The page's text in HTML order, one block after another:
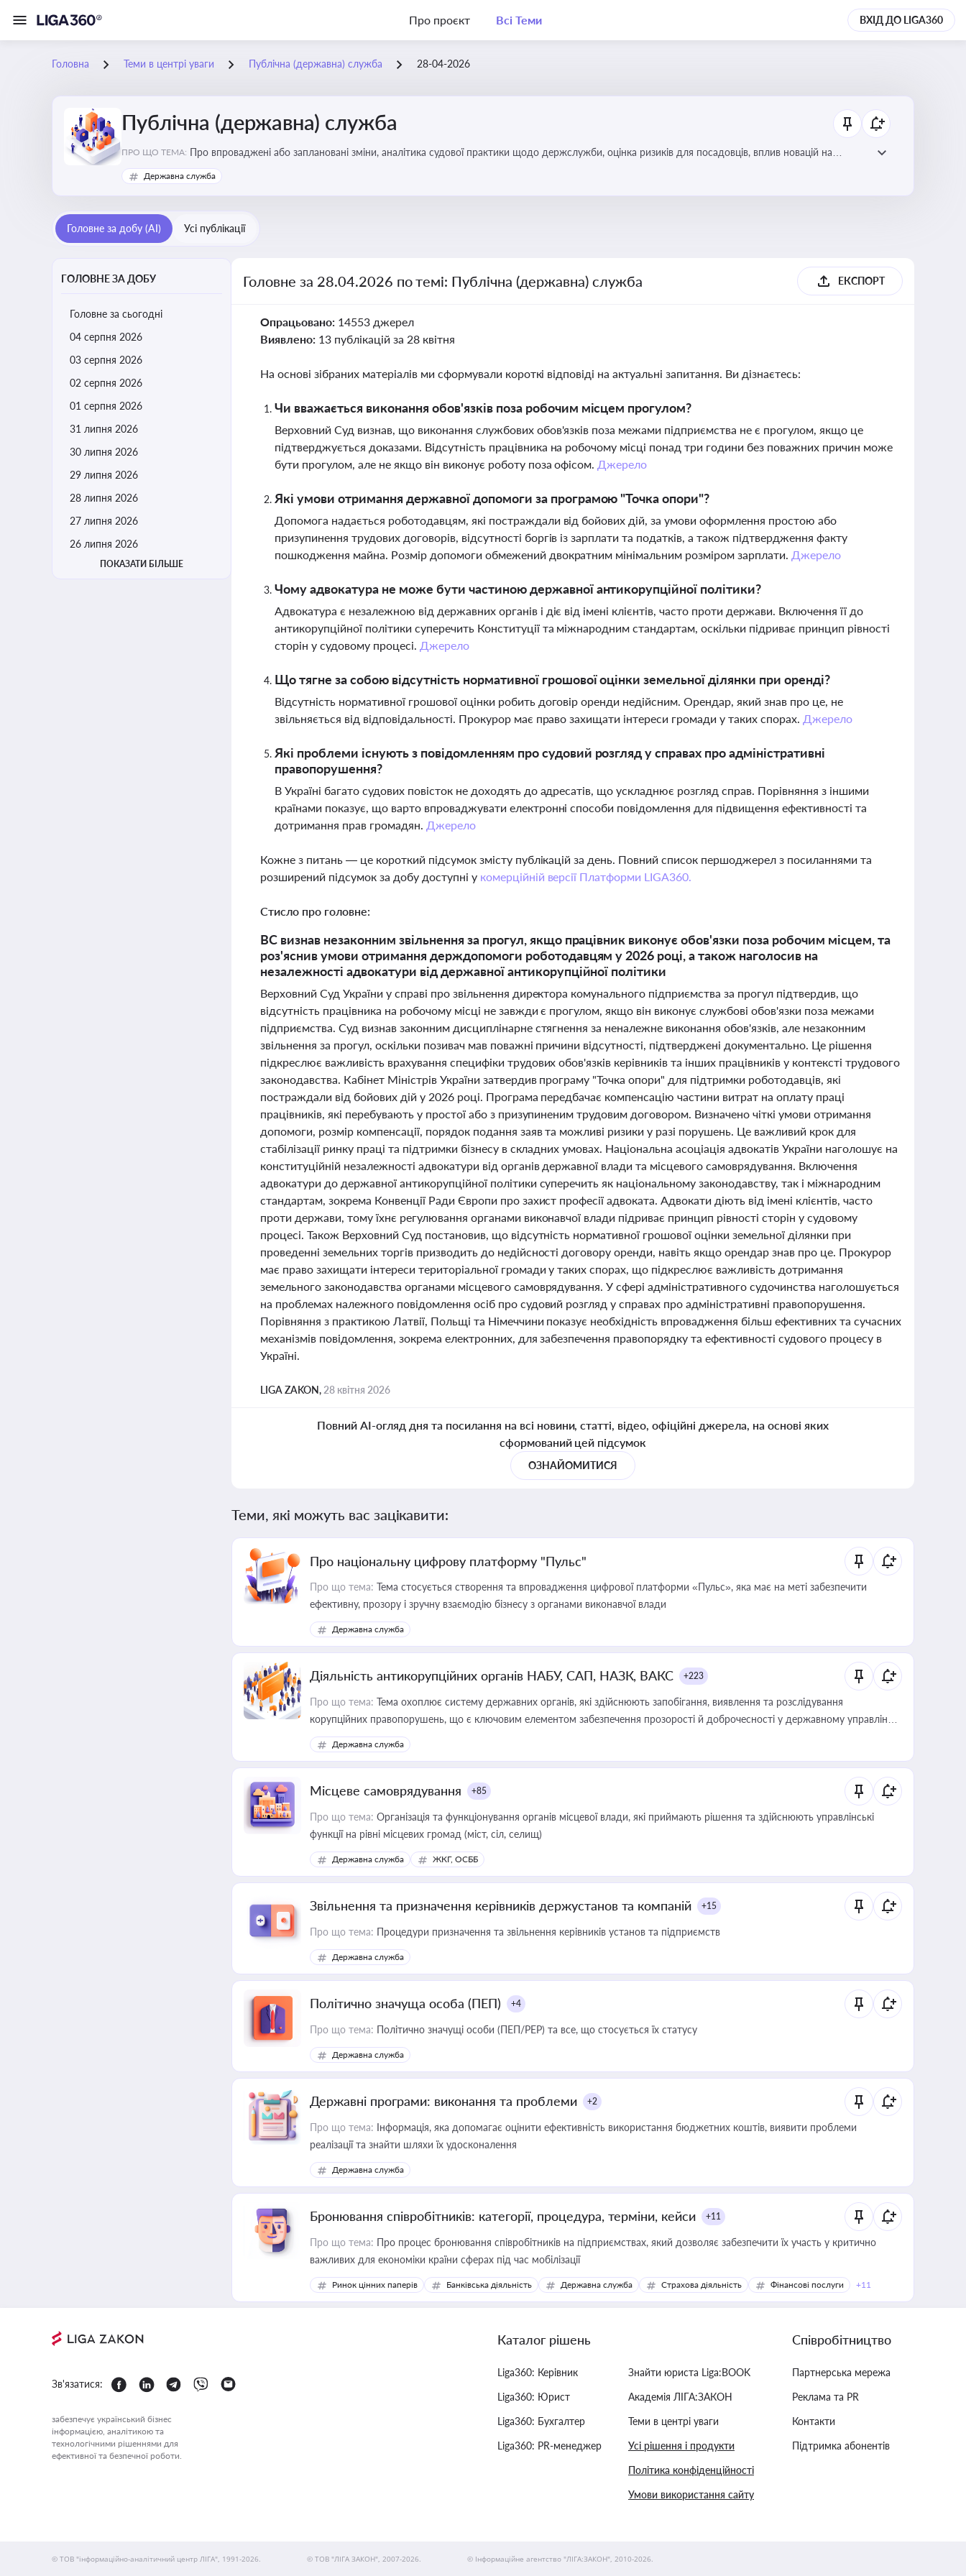
Про проєкт Всі Теми ВХІД ДО LIGA360
Головна Теми в центрі уваги Публічна (державна) служба 28-04-2026
Публічна (державна) служба
ПРО ЩО ТЕМА: Про впроваджені або заплановані зміни, аналітика судової практики щодо держслужби, оцінка ризиків для посадовців, вплив новацій на
організаційну структуру, трудові відносини в органах влади, дотримання етичних стандартів
Державна служба
Головне за добу (AI) Усі публікації
ГОЛОВНЕ ЗА ДОБУ
Головне за сьогодні
04 серпня 2026
03 серпня 2026
02 серпня 2026
01 серпня 2026
31 липня 2026
30 липня 2026
29 липня 2026
28 липня 2026
27 липня 2026
26 липня 2026
ПОКАЗАТИ БІЛЬШЕ
Головне за 28.04.2026 по темі: Публічна (державна) служба ЕКСПОРТ
Опрацьовано: 14553 джерел
Виявлено: 13 публікацій за 28 квітня
На основі зібраних матеріалів ми сформували короткі відповіді на актуальні запитання. Ви дізнаєтесь:
Чи вважається виконання обов'язків поза робочим місцем прогулом?
Верховний Суд визнав, що виконання службових обов'язків поза межами підприємства не є прогулом, якщо це
підтверджується доказами. Відсутність працівника на робочому місці понад три години без поважних причин може
бути прогулом, але не якщо він виконує роботу поза офісом. Джерело
Які умови отримання державної допомоги за програмою "Точка опори"?
Допомога надається роботодавцям, які постраждали від бойових дій, за умови оформлення простою або
призупинення трудових договорів, відсутності боргів із зарплати та податків, а також підтвердження факту
пошкодження майна. Розмір допомоги обмежений двократним мінімальним розміром зарплати. Джерело
Чому адвокатура не може бути частиною державної антикорупційної політики?
Адвокатура є незалежною від державних органів і діє від імені клієнтів, часто проти держави. Включення її до
антикорупційної політики суперечить Конституції та міжнародним стандартам, оскільки підриває принцип рівності
сторін у судовому процесі. Джерело
Що тягне за собою відсутність нормативної грошової оцінки земельної ділянки при оренді?
Відсутність нормативної грошової оцінки робить договір оренди недійсним. Орендар, який знав про це, не
звільняється від відповідальності. Прокурор має право захищати інтереси громади у таких спорах. Джерело
Які проблеми існують з повідомленням про судовий розгляд у справах про адміністративні
правопорушення?
В Україні багато судових повісток не доходять до адресатів, що ускладнює розгляд справ. Порівняння з іншими
країнами показує, що варто впроваджувати електронні способи повідомлення для підвищення ефективності та
дотримання прав громадян. Джерело
Кожне з питань — це короткий підсумок змісту публікацій за день. Повний список першоджерел з посиланнями та
розширений підсумок за добу доступні у комерційній версії Платформи LIGA360.
Стисло про головне:
ВС визнав незаконним звільнення за прогул, якщо працівник виконує обов'язки поза робочим місцем, та
роз'яснив умови отримання держдопомоги роботодавцям у 2026 році, а також наголосив на
незалежності адвокатури від державної антикорупційної політики
Верховний Суд України у справі про звільнення директора комунального підприємства за прогул підтвердив, що
відсутність працівника на робочому місці не завжди є прогулом, якщо він виконує службові обов'язки поза межами
підприємства. Суд визнав законним дисциплінарне стягнення за неналежне виконання обов'язків, але незаконним
звільнення за прогул, оскільки позивач мав поважні причини відсутності, підтверджені документально. Це рішення
підкреслює важливість врахування специфіки трудових обов'язків керівників та інших працівників у контексті трудового
законодавства. Кабінет Міністрів України затвердив програму "Точка опори" для підтримки роботодавців, які
постраждали від бойових дій у 2026 році. Програма передбачає компенсацію частини витрат на оплату праці
працівників, які перебувають у простої або з призупиненим трудовим договором. Визначено чіткі умови отримання
допомоги, розмір компенсації, порядок подання заяв та можливі ризики у разі порушень. Це важливий крок для
стабілізації ринку праці та підтримки бізнесу в складних умовах. Національна асоціація адвокатів України наголошує на
конституційній незалежності адвокатури від органів державної влади та місцевого самоврядування. Включення
адвокатури до державної антикорупційної політики суперечить як національному законодавству, так і міжнародним
стандартам, зокрема Конвенції Ради Європи про захист професії адвоката. Адвокати діють від імені клієнтів, часто
проти держави, тому їхнє регулювання органами виконавчої влади підриває принцип рівності сторін у судовому
процесі. Також Верховний Суд постановив, що відсутність нормативної грошової оцінки земельної ділянки при
проведенні земельних торгів призводить до недійсності договору оренди, навіть якщо орендар знав про це. Прокурор
має право захищати інтереси територіальної громади у таких спорах, що підкреслює важливість дотримання
земельного законодавства органами місцевого самоврядування. У сфері адміністративного судочинства наголошується
на проблемах належного повідомлення осіб про судовий розгляд у справах про адміністративні правопорушення.
Порівняння з практикою Латвії, Польщі та Німеччини показує необхідність впровадження більш ефективних та сучасних
механізмів повідомлення, зокрема електронних, для забезпечення правопорядку та ефективності судового процесу в
Україні.
LIGA ZAKON, 28 квітня 2026
Повний AI-огляд дня та посилання на всі новини, статті, відео, офіційні джерела, на основі яких
сформований цей підсумок
ОЗНАЙОМИТИСЯ
Теми, які можуть вас зацікавити:
Про національну цифрову платформу "Пульс"
Про що тема: Тема стосується створення та впровадження цифрової платформи «Пульс», яка має на меті забезпечити
ефективну, прозору і зручну взаємодію бізнесу з органами виконавчої влади
Державна служба
Діяльність антикорупційних органів НАБУ, САП, НАЗК, ВАКС +223
Про що тема: Тема охоплює систему державних органів, які здійснюють запобігання, виявлення та розслідування
корупційних правопорушень, що є ключовим елементом забезпечення прозорості й доброчесності у державному управлінні
та бізнесі
Державна служба
Місцеве самоврядування +85
Про що тема: Організація та функціонування органів місцевої влади, які приймають рішення та здійснюють управлінські
функції на рівні місцевих громад (міст, сіл, селищ)
Державна служба ЖКГ, ОСББ
Звільнення та призначення керівників держустанов та компаній +15
Про що тема: Процедури призначення та звільнення керівників установ та підприємств
Державна служба
Політично значуща особа (ПЕП) +4
Про що тема: Політично значущі особи (ПЕП/PEP) та все, що стосується їх статусу
Державна служба
Державні програми: виконання та проблеми +2
Про що тема: Інформація, яка допомагає оцінити ефективність використання бюджетних коштів, виявити проблеми
реалізації та знайти шляхи їх удосконалення
Державна служба
Бронювання співробітників: категорії, процедура, терміни, кейси +11
Про що тема: Про процес бронювання співробітників на підприємствах, який дозволяє забезпечити їх участь у критично
важливих для економіки країни сферах під час мобілізації
Ринок цінних паперів Банківська діяльність Державна служба Страхова діяльність Фінансові послуги +11
Зв'язатися:
забезпечує український бізнес
інформацією, аналітикою та
технологічними рішеннями для
ефективної та безпечної роботи.
Каталог рішень
Liga360: Керівник
Liga360: Юрист
Liga360: Бухгалтер
Liga360: PR-менеджер
Знайти юриста Liga:BOOK
Академія ЛІГА:ЗАКОН
Теми в центрі уваги
Усі рішення і продукти
Політика конфіденційності
Умови використання сайту
Співробітництво
Партнерська мережа
Реклама та PR
Контакти
Підтримка абонентів
© ТОВ "інформаційно-аналітичний центр ЛІГА", 1991-2026. © ТОВ "ЛІГА ЗАКОН", 2007-2026. © Інформаційне агентство "ЛІГА:ЗАКОН", 2010-2026.